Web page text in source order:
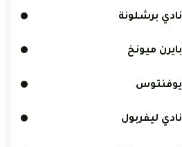
نادي برشلونة
بايرن ميونخ
يوفنتوس
نادي ليفربول